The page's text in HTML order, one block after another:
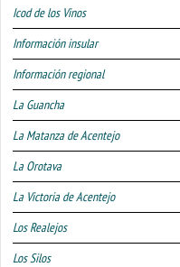
Icod de los Vinos
Información insular
Información regional
La Guancha
La Matanza de Acentejo
La Orotava
La Victoria de Acentejo
Los Realejos
Los Silos